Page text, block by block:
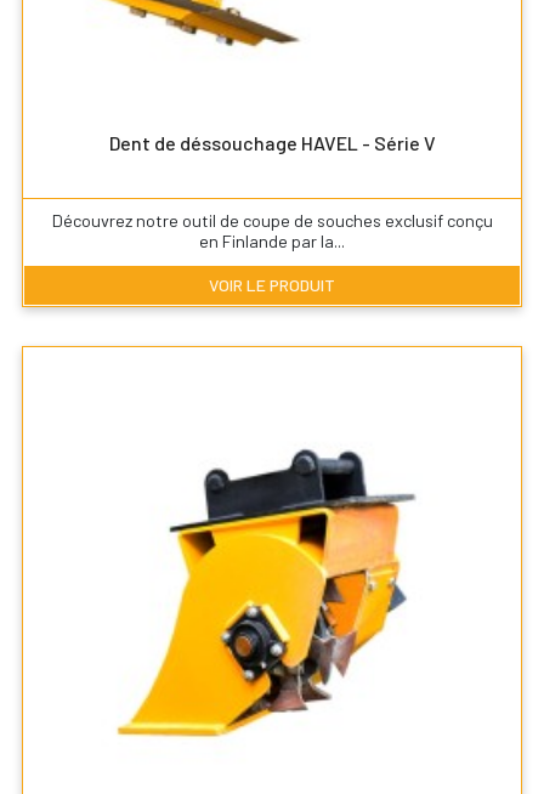
Dent de déssouchage HAVEL - Série V
Découvrez notre outil de coupe de souches exclusif conçu
en Finlande par la...
VOIR LE PRODUIT